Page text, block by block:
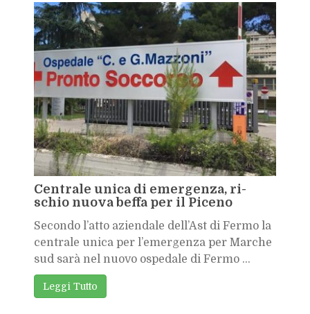
Cen­tra­le uni­ca di emer­gen­za, ri­
schio nuo­va bef­fa per il Pi­ce­no
Se­con­do l’at­to azien­da­le del­l’A­st di Fer­mo la
cen­tra­le uni­ca per l’e­mer­gen­za per Mar­che
sud sarà nel nuo­vo ospe­da­le di Fer­mo ...
Leg­gi Tut­to